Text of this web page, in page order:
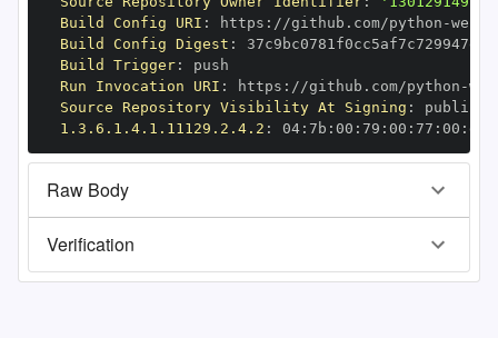
Build Config URI : https : //github.com/python -
Build Config Digest :
Build Trigger:
Run Invocation URI : https : //github.com/python -
Source Repository Visibility At Signing :
1.3.6.1.4.1.11129.2.4.2 : 04: 7b : 00 : 79 : 00 : 77 : 00 : dd
Raw Body
Verification